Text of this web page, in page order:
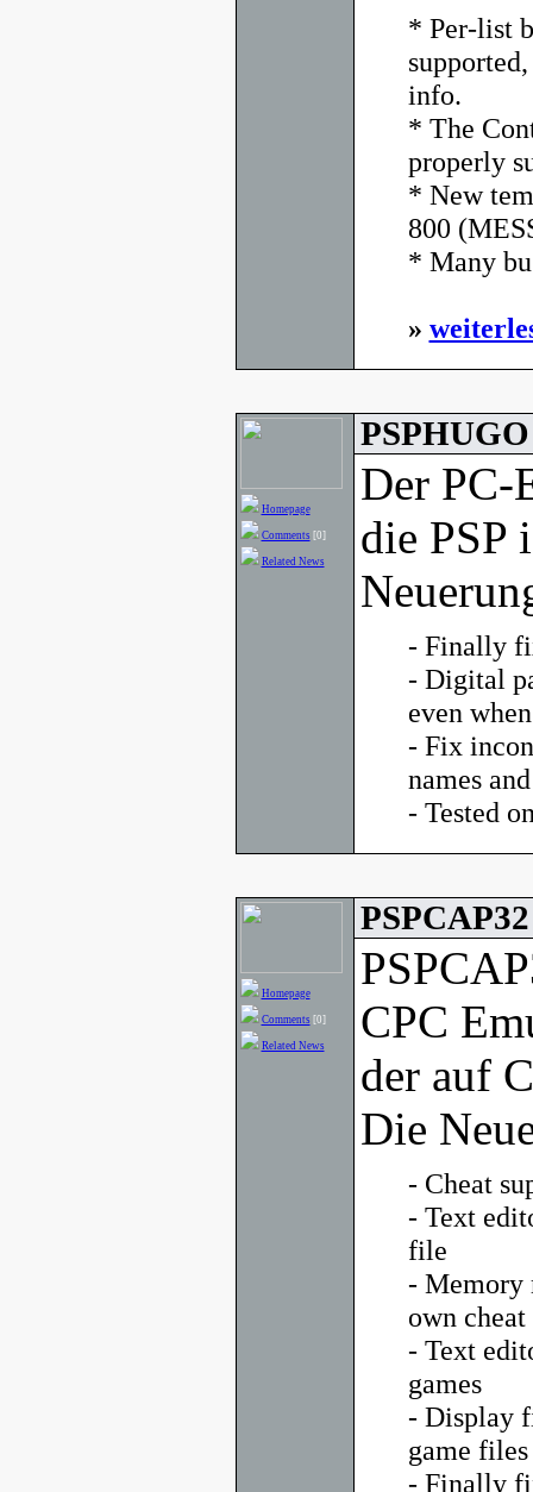
* Per-list
info.
* The
properly
* New
800
* Many
»
Homepage
Comments [0]
Related News
Der PC-
die PSP
- Finally
- Digital
even
- Fix
names
- Tested
Homepage
Comments [0]
Related News
CPC
der auf
Die
- Cheat
- Text
file
- Memory
own
- Text
games
- Display
game files
- Finally